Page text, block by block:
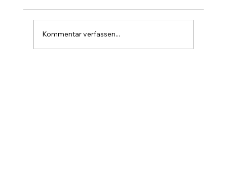
und kein kurzfristiges Ziel. Bei 1 Mio. USD
hätte Bitcoin eine Marktkapitalisierung von
Kommentar verfassen...